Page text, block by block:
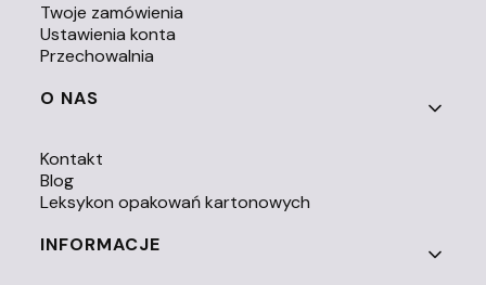
Twoje zamówienia
Ustawienia konta
Przechowalnia
O NAS
Kontakt
Blog
Leksykon opakowań kartonowych
INFORMACJE